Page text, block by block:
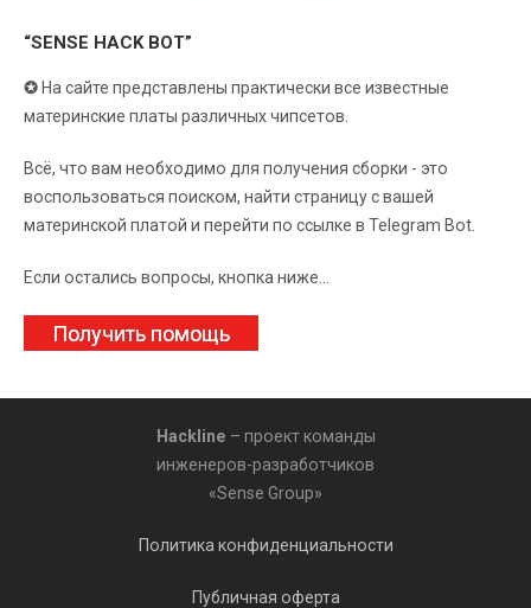
“SENSE HACK BOT”
✪ На сайте представлены практически все известные
материнские платы различных чипсетов.
Всё, что вам необходимо для получения сборки - это
воспользоваться поиском, найти страницу с вашей
материнской платой и перейти по ссылке в Telegram Bot.
Если остались вопросы, кнопка ниже...
Получить помощь
Hackline – проект команды
инженеров-разработчиков
«Sense Group»
Политика конфиденциальности
Публичная оферта